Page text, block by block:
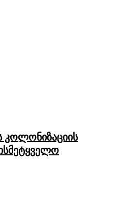
კოლონიზაციის